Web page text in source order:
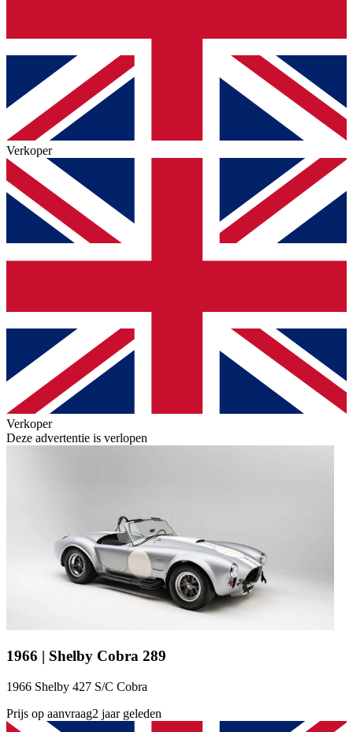
Verkoper
Verkoper
Deze advertentie is verlopen
1966 | Shelby Cobra 289
1966 Shelby 427 S/C Cobra
Prijs op aanvraag2 jaar geleden